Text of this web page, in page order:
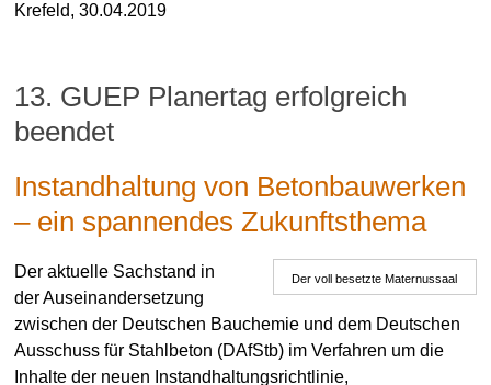
Krefeld, 30.04.2019
13. GUEP Planertag erfolgreich
beendet
Dr. Hans-Joachim Keck Aktuell
5. Dezember 2018
Instandhaltung von Betonbauwerken
– ein spannendes Zukunftsthema
Der voll besetzte Maternussaal
Der aktuelle Sachstand in
der Auseinandersetzung
zwischen der Deutschen Bauchemie und dem Deutschen
Ausschuss für Stahlbeton (DAfStb) im Verfahren um die
Inhalte der neuen Instandhaltungsrichtlinie,